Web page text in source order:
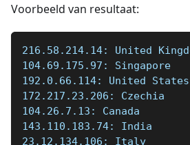
Voorbeeld van resultaat:
216.58.214.14: United
104.69.175.97: Singapore
192.0.66.114: United States
172.217.23.206: Czechia
104.26.7.13: Canada
143.110.183.74: India
23.12.134.106: Italy